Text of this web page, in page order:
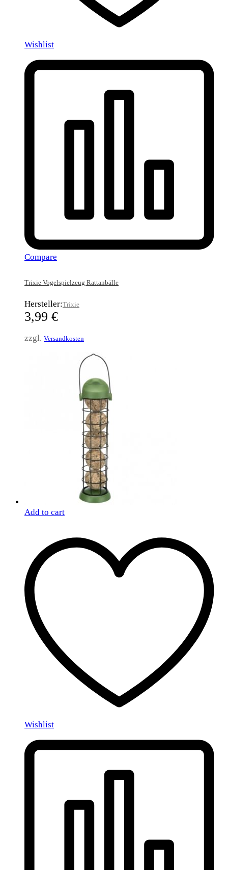
Wishlist
Compare
Trixie Vogelspielzeug Rattanbälle
Hersteller:Trixie
3,99 €
zzgl. Versandkosten
Add to cart
Wishlist